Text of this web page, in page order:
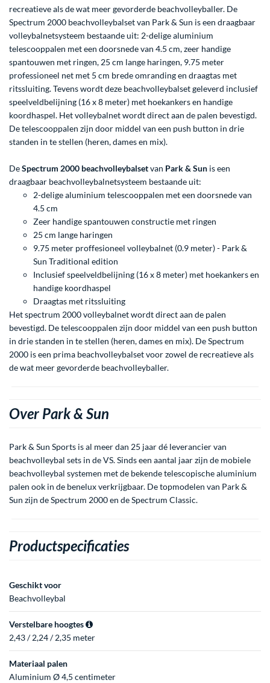
recreatieve als de wat meer gevorderde beachvolleyballer. De
Spectrum 2000 beachvolleybalset van Park & Sun is een draagbaar
volleybalnetsysteem bestaande uit: 2-delige aluminium
telescooppalen met een doorsnede van 4.5 cm, zeer handige
spantouwen met ringen, 25 cm lange haringen, 9.75 meter
professioneel net met 5 cm brede omranding en draagtas met
ritssluiting. Tevens wordt deze beachvolleybalset geleverd inclusief
speelveldbelijning (16 x 8 meter) met hoekankers en handige
koordhaspel. Het volleybalnet wordt direct aan de palen bevestigd.
De telescooppalen zijn door middel van een push button in drie
standen in te stellen (heren, dames en mix).
DeSpectrum 2000 beachvolleybalsetvan Park & Sun is een
draagbaar beachvolleybalnetsysteem bestaande uit:
2-delige aluminium telescooppalen met een doorsnede van
4.5 cm
Zeer handige spantouwen constructie met ringen
25 cm lange haringen
9.75 meter proffesioneel volleybalnet (0.9 meter) - Park &
Sun Traditional edition
Inclusief speelveldbelijning (16 x 8 meter) met hoekankers en
handige koordhaspel
Draagtas met ritssluiting
Het spectrum 2000 volleybalnet wordt direct aan de palen
bevestigd. De telescooppalen zijn door middel van een push button
in drie standen in te stellen (heren, dames en mix). De Spectrum
2000 is een prima beachvolleybalset voor zowel de recreatieve als
de wat meer gevorderde beachvolleyballer.
Over Park & Sun
Park & Sun Sports is al meer dan 25 jaar dé leverancier van
beachvolleybal sets in de VS. Sinds een aantal jaar zijn de mobiele
beachvolleybal systemen met de bekende telescopische aluminium
palen ook in de benelux verkrijgbaar. De topmodelen van Park &
Sun zijn de Spectrum 2000 en de Spectrum Classic.
Productspecificaties
Geschikt voor
Beachvolleybal
Verstelbare hoogtes
2,43 / 2,24 / 2,35 meter
Materiaal palen
Aluminium Ø 4,5 centimeter